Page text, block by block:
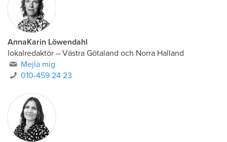
AnnaKarin Löwendahl
lokalredaktör – Västra Götaland och Norra Halland
Mejla mig
010-459 24 23